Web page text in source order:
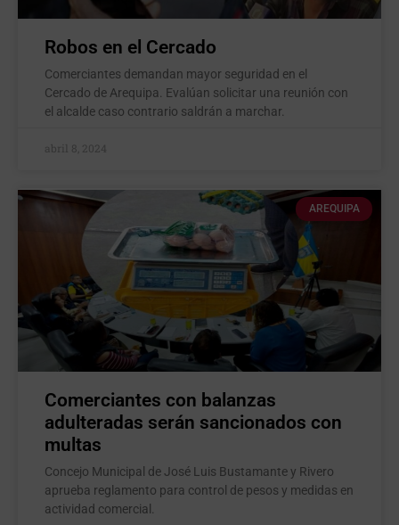
Robos en el Cercado
Comerciantes demandan mayor seguridad en el
Cercado de Arequipa. Evalúan solicitar una reunión con
el alcalde caso contrario saldrán a marchar.
abril 8, 2024
AREQUIPA
Comerciantes con balanzas
adulteradas serán sancionados con
multas
Concejo Municipal de José Luis Bustamante y Rivero
aprueba reglamento para control de pesos y medidas en
actividad comercial.